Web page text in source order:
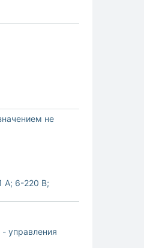
не
А; 6-220 В;
- управления